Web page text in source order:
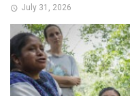
July 31, 2026